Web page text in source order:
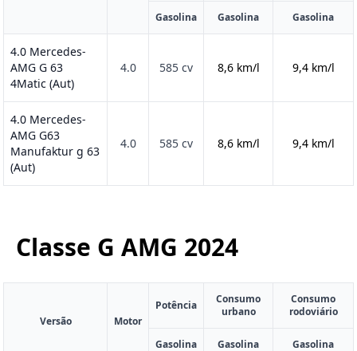
Gasolina Gasolina Gasolina
4.0 Mercedes-
AMG G 63
4Matic (Aut)
4.0 585 cv 8,6 km/l 9,4 km/l
4.0 Mercedes-
AMG G63
Manufaktur g 63
(Aut)
4.0 585 cv 8,6 km/l 9,4 km/l
Classe G AMG 2024
Versão Motor
Potência
Consumo
urbano
Consumo
rodoviário
Gasolina Gasolina Gasolina